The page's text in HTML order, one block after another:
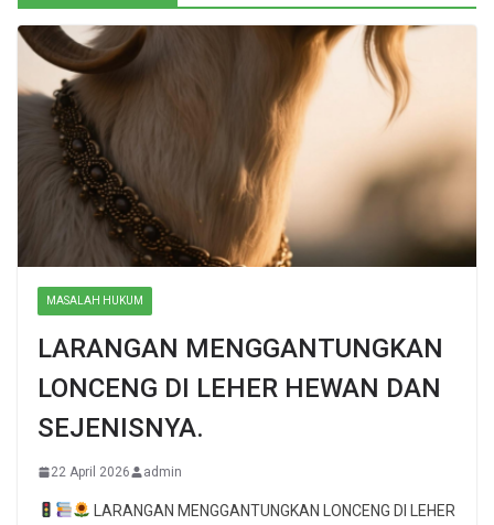
MASALAH HUKUM
LARANGAN MENGGANTUNGKAN
LONCENG DI LEHER HEWAN DAN
SEJENISNYA.
22 April 2026 admin
LARANGAN MENGGANTUNGKAN LONCENG DI LEHER